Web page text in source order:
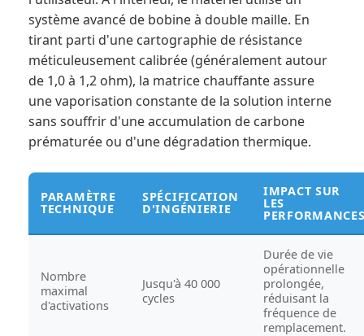
système avancé de bobine à double maille. En
tirant parti d'une cartographie de résistance
méticuleusement calibrée (généralement autour
de 1,0 à 1,2 ohm), la matrice chauffante assure
une vaporisation constante de la solution interne
sans souffrir d'une accumulation de carbone
prématurée ou d'une dégradation thermique.
PARAMÈTRE
TECHNIQUE
SPÉCIFICATION
D'INGÉNIERIE
IMPACT SUR
LES
Nombre
maximal
d'activations
Jusqu'à 40 000
cycles
Durée de vie
opérationnelle
prolongée,
réduisant la
fréquence de
remplacement.